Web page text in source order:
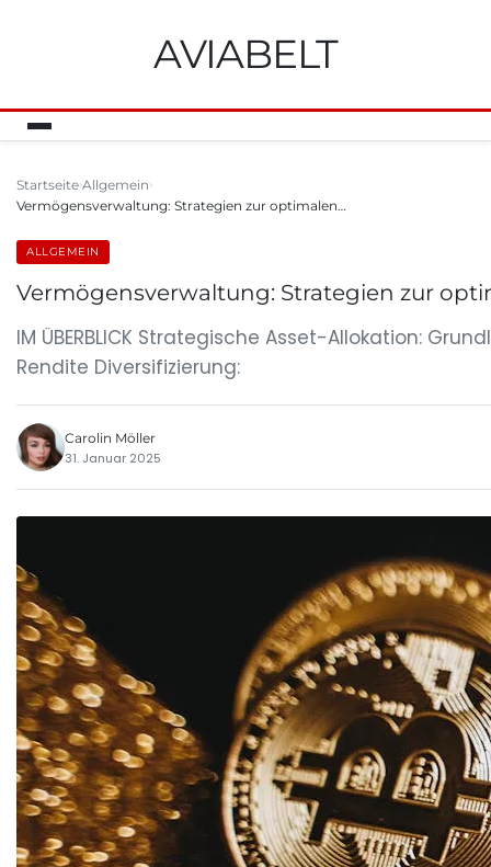
AVIABELT
Startseite Allgemein
Vermögensverwaltung: Strategien zur optimalen…
ALLGEMEIN
Vermögensverwaltung: Strategien zur
IM ÜBERBLICK Strategische Asset-Allokation:
Rendite Diversifizierung:
Carolin Möller
31. Januar 2025